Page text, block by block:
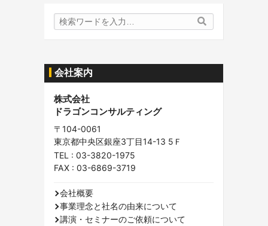
検
索
会社案内
株式会社
ドラゴンコンサルティング
〒104-0061
東京都中央区銀座3丁目14-13 5Ｆ
TEL : 03-3820-1975
FAX : 03-6869-3719
会社概要
事業理念と社名の由来について
講演・セミナーのご依頼について